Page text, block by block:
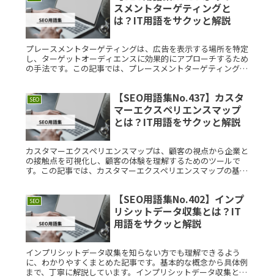
スメントターゲティングと
は？IT用語をサクッと解説
プレースメントターゲティングは、広告を表示する場所を特定
し、ターゲットオーディエンスに効果的にアプローチするため
の手法です。この記事では、プレースメントターゲティングの
SEO
【SEO用語集No.437】カスタ
マーエクスペリエンスマップ
とは？IT用語をサクッと解説
カスタマーエクスペリエンスマップは、顧客の視点から企業と
の接触点を可視化し、顧客の体験を理解するためのツールで
す。この記事では、カスタマーエクスペリエンスマップの基本
SEO
【SEO用語集No.402】インプ
リシットデータ収集とは？IT
用語をサクッと解説
インプリシットデータ収集を知らない方でも理解できるよう
に、わかりやすくまとめた記事です。基本的な概念から具体例
まで、丁寧に解説しています。インプリシットデータ収集と